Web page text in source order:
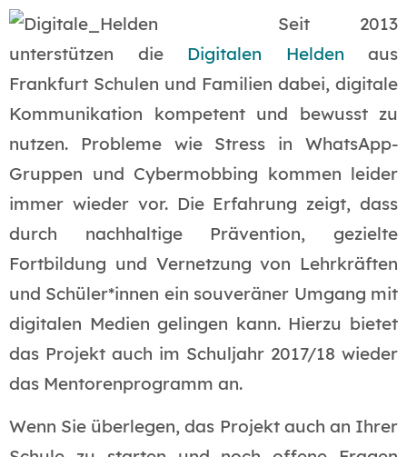
Seit 2013
unterstützen die Digitalen Helden aus
Frankfurt Schulen und Familien dabei, digitale
Kommunikation kompetent und bewusst zu
nutzen. Probleme wie Stress in WhatsApp-
Gruppen und Cybermobbing kommen leider
immer wieder vor. Die Erfahrung zeigt, dass
durch nachhaltige Prävention, gezielte
Fortbildung und Vernetzung von Lehrkräften
und Schüler*innen ein souveräner Umgang mit
digitalen Medien gelingen kann. Hierzu bietet
das Projekt auch im Schuljahr 2017/18 wieder
das Mentorenprogramm an.
Wenn Sie überlegen, das Projekt auch an Ihrer